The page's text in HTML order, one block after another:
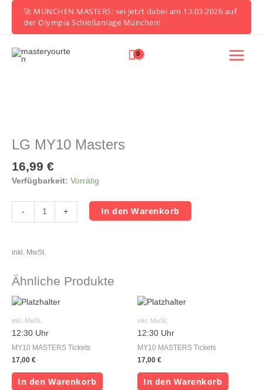
springen
🚀 MÜNCHEN MASTERS: sei jetzt dabei am 13.03.2026 auf
der Olympia Schießanlage München!
LG MY10 Masters
16,99 €
Verfügbarkeit: Vorrätig
-
Masters
Menge
+ In den Warenkorb
inkl. MwSt.
Ähnliche Produkte
inkl. MwSt.
12:30 Uhr
MY10 MASTERS Tickets
17,00 €
In den Warenkorb
inkl. MwSt.
12:30 Uhr
MY10 MASTERS Tickets
17,00 €
In den Warenkorb